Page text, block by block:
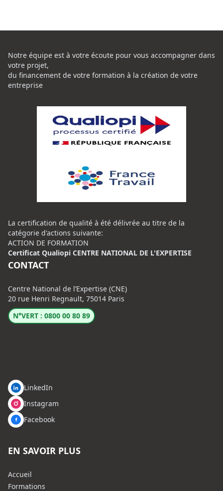
Notre équipe est à votre écoute pour vous accompagner dans
votre projet,
du financement de votre formation à la création de votre
entreprise
La certification de qualité à été délivrée au titre de la
catégorie d'actions suivante:
ACTION DE FORMATION
Certificat Qualiopi CENTRE NATIONAL DE L'EXPERTISE
CONTACT
Centre National de l’Expertise (CNE)
20 rue Henri Regnault, 75014 Paris
N°VERT : 0800 00 80 89
LinkedIn
Instagram
Facebook
EN SAVOIR PLUS
Accueil
Formations